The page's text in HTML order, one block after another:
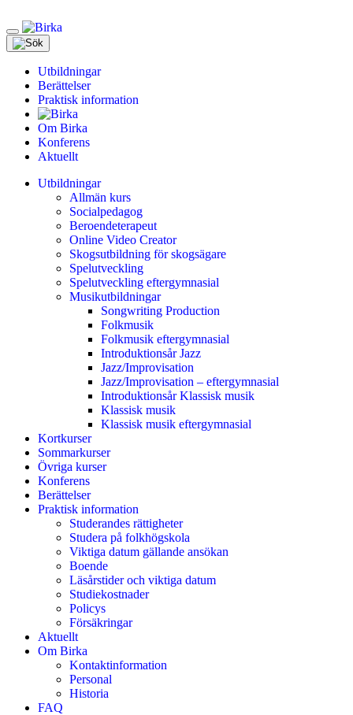
Meny
Utbildningar
Berättelser
Praktisk information
Om Birka
Konferens
Aktuellt
Utbildningar
Allmän kurs
Socialpedagog
Beroendeterapeut
Online Video Creator
Skogsutbildning för skogsägare
Spelutveckling
Spelutveckling eftergymnasial
Musikutbildningar
Songwriting Production
Folkmusik
Folkmusik eftergymnasial
Introduktionsår Jazz
Jazz/Improvisation
Jazz/Improvisation – eftergymnasial
Introduktionsår Klassisk musik
Klassisk musik
Klassisk musik eftergymnasial
Kortkurser
Sommarkurser
Övriga kurser
Konferens
Berättelser
Praktisk information
Studerandes rättigheter
Studera på folkhögskola
Viktiga datum gällande ansökan
Boende
Läsårstider och viktiga datum
Studiekostnader
Policys
Försäkringar
Aktuellt
Om Birka
Kontaktinformation
Personal
Historia
FAQ